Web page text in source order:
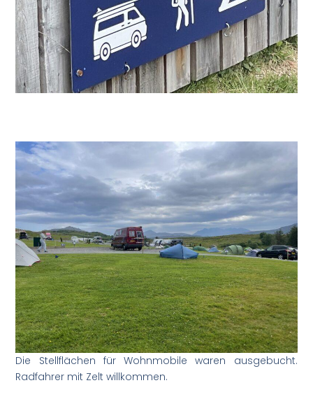
Die Stellflächen für Wohnmobile waren ausgebucht.
Radfahrer mit Zelt willkommen.